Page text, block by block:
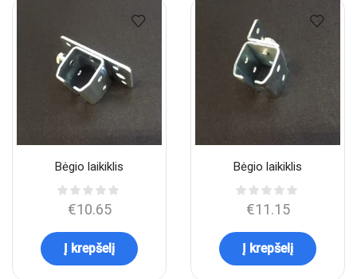
Bėgio laikiklis
€10.65
Į krepšelį
Bėgio laikiklis
€11.15
Į krepšelį